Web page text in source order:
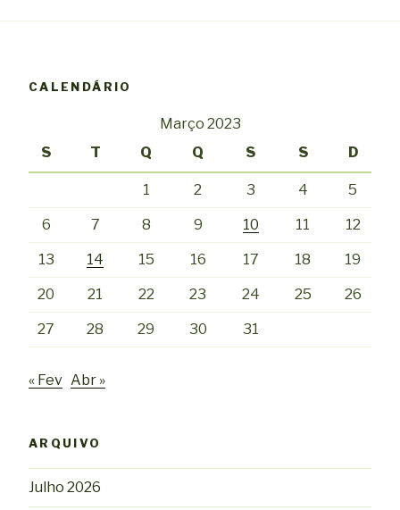
CALENDÁRIO
Março 2023
S
T Q Q S S D
1 2 3 4 5
6 7 8 9 10 11 12
13 14 15 16 17 18 19
20 21 22 23 24 25 26
27 28 29 30 31
« Fev Abr »
ARQUIVO
Julho 2026